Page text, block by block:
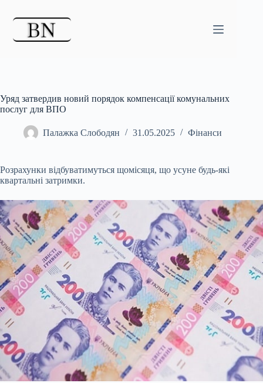
Уряд затвердив новий порядок компенсації комунальних
послуг для ВПО
Палажка Слободян 31.05.2025 Фінанси
Розрахунки відбуватимуться щомісяця, що усуне будь-які
квартальні затримки.